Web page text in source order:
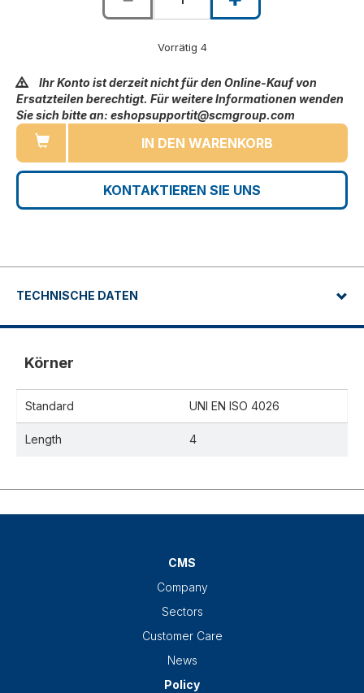
Vorrätig 4
Ihr Konto ist derzeit nicht für den Online-Kauf von
Ersatzteilen berechtigt. Für weitere Informationen wenden
Sie sich bitte an: eshopsupportit@scmgroup.com
IN DEN WARENKORB
KONTAKTIEREN SIE UNS
TECHNISCHE DATEN
Körner
Standard UNI EN ISO 4026
Length 4
CMS
Company
Sectors
Customer Care
News
Policy